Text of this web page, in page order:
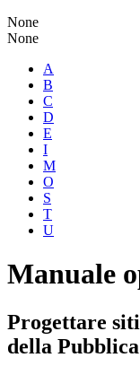
None
None
A
B
C
D
E
I
M
O
S
T
U
Manuale
Progettare
della